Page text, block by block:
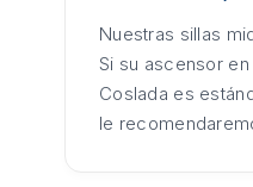
Nuestras sillas
Si su ascensor
Coslada es
le